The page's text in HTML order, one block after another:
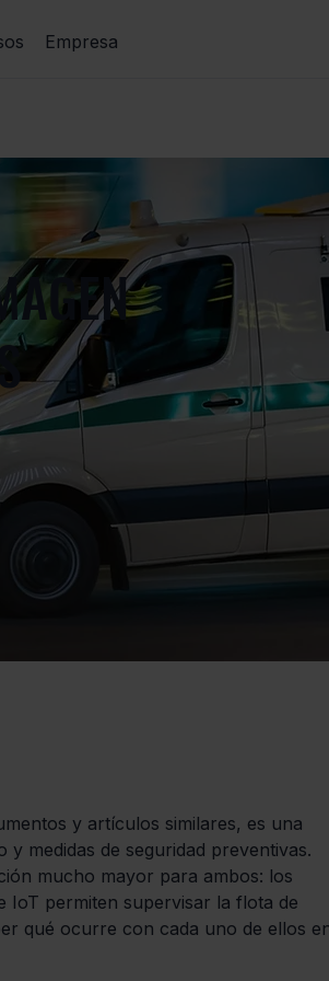
Empresa
y artículos similares, es una
y medidas de seguridad preventivas.
mucho mayor para ambos: los
IoT permiten supervisar la flota de
qué ocurre con cada uno de ellos